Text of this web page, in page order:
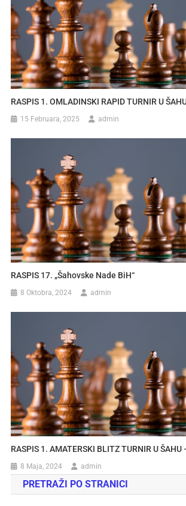
RASPIS 1. OMLADINSKI RAPID TURNIR U
15 Februara, 2025 admin
RASPIS 17. „Šahovske Nade BiH“
8 Oktobra, 2024 admin
RASPIS 1. AMATERSKI BLITZ TURNIR U
8 Maja, 2024 admin
PRETRAŽI PO STRANICI